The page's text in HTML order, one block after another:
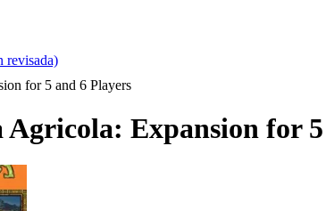
revisada)
for 5 and 6 Players
Agricola: Expansion for